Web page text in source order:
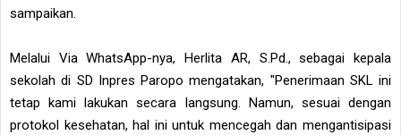
sampaikan.
Melalui Via WhatsApp-nya, Herlita AR, S.Pd., sebagai kepala
sekolah di SD Inpres Paropo mengatakan, "Penerimaan SKL ini
tetap kami lakukan secara langsung. Namun, sesuai dengan
protokol kesehatan, hal ini untuk mencegah dan mengantisipasi